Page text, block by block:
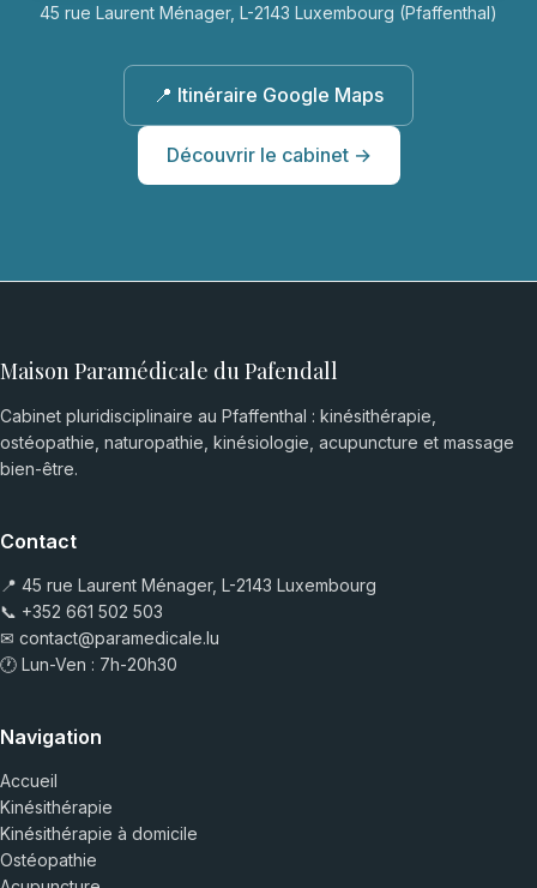
45 rue Laurent Ménager, L-2143 Luxembourg (Pfaffenthal)
📍 Itinéraire Google Maps
Découvrir le cabinet →
Maison Paramédicale du Pafendall
Cabinet pluridisciplinaire au Pfaffenthal : kinésithérapie,
ostéopathie, naturopathie, kinésiologie, acupuncture et massage
bien-être.
Contact
📍 45 rue Laurent Ménager, L-2143 Luxembourg
📞 +352 661 502 503
✉ contact@paramedicale.lu
🕐 Lun-Ven : 7h-20h30
Navigation
Accueil
Kinésithérapie
Kinésithérapie à domicile
Ostéopathie